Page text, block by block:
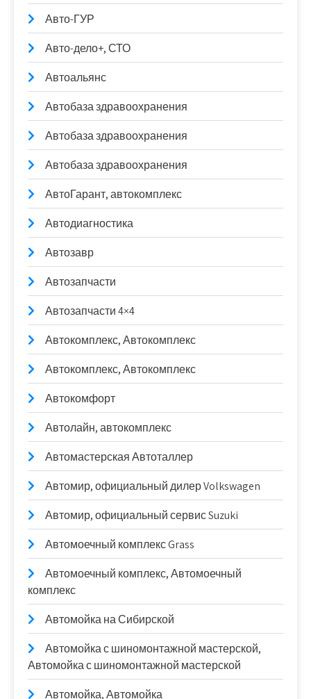
Авто-ГУР
Авто-дело+, СТО
Автоальянс
Автобаза здравоохранения
Автобаза здравоохранения
Автобаза здравоохранения
АвтоГарант, автокомплекс
Автодиагностика
Автозавр
Автозапчасти
Автозапчасти 4×4
Автокомплекс, Автокомплекс
Автокомплекс, Автокомплекс
Автокомфорт
Автолайн, автокомплекс
Автомастерская Автоталлер
Автомир, официальный дилер Volkswagen
Автомир, официальный сервис Suzuki
Автомоечный комплекс Grass
Автомоечный комплекс, Автомоечный
комплекс
Автомойка на Сибирской
Автомойка с шиномонтажной мастерской,
Автомойка с шиномонтажной мастерской
Автомойка, Автомойка